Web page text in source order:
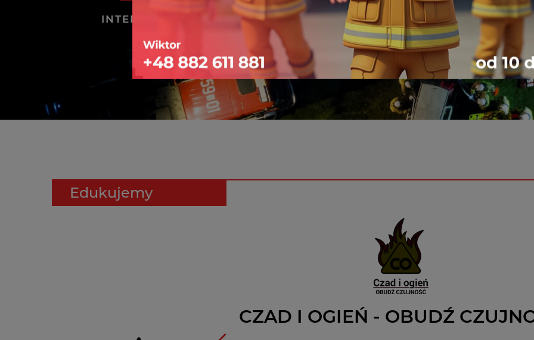
INTERWENCJE POŻARY MIEJSCOWE
Edukujemy
CZAD I OGIEŃ - OBUDŹ